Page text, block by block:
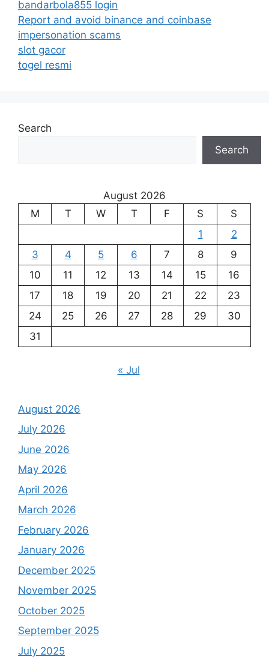
bandarbola855 login
Report and avoid binance and coinbase
impersonation scams
slot gacor
togel resmi
Search
Search
August 2026
M
T W T F S
S
1
2
3
4 5 6 7 8
9
10
11 12 13 14 15
16
17
18 19 20 21 22
23
24
25 26 27 28 29
30
31
« Jul
August 2026
July 2026
June 2026
May 2026
April 2026
March 2026
February 2026
January 2026
December 2025
November 2025
October 2025
September 2025
July 2025